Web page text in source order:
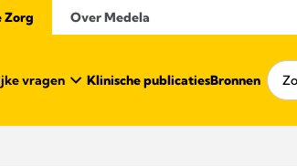
Zorg Over Medela
vragen Klinische publicatiesBronnen